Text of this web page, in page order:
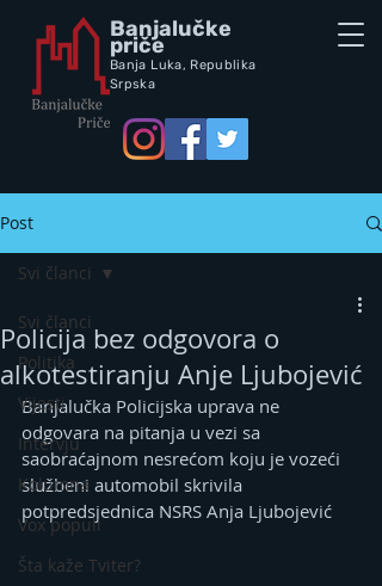
Banjalučke
priče
Banja Luka, Republika
Srpska
Post
Svi članci
Politika
Vijesti
Intervju
Kolumna
Vox populi
Šta kaže Tviter?
Svi članci
Policija bez odgovora o
alkotestiranju Anje Ljubojević
Banjalučka Policijska uprava ne
odgovara na pitanja u vezi sa
saobraćajnom nesrećom koju je vozeći
službeni automobil skrivila
potpredsjednica NSRS Anja Ljubojević